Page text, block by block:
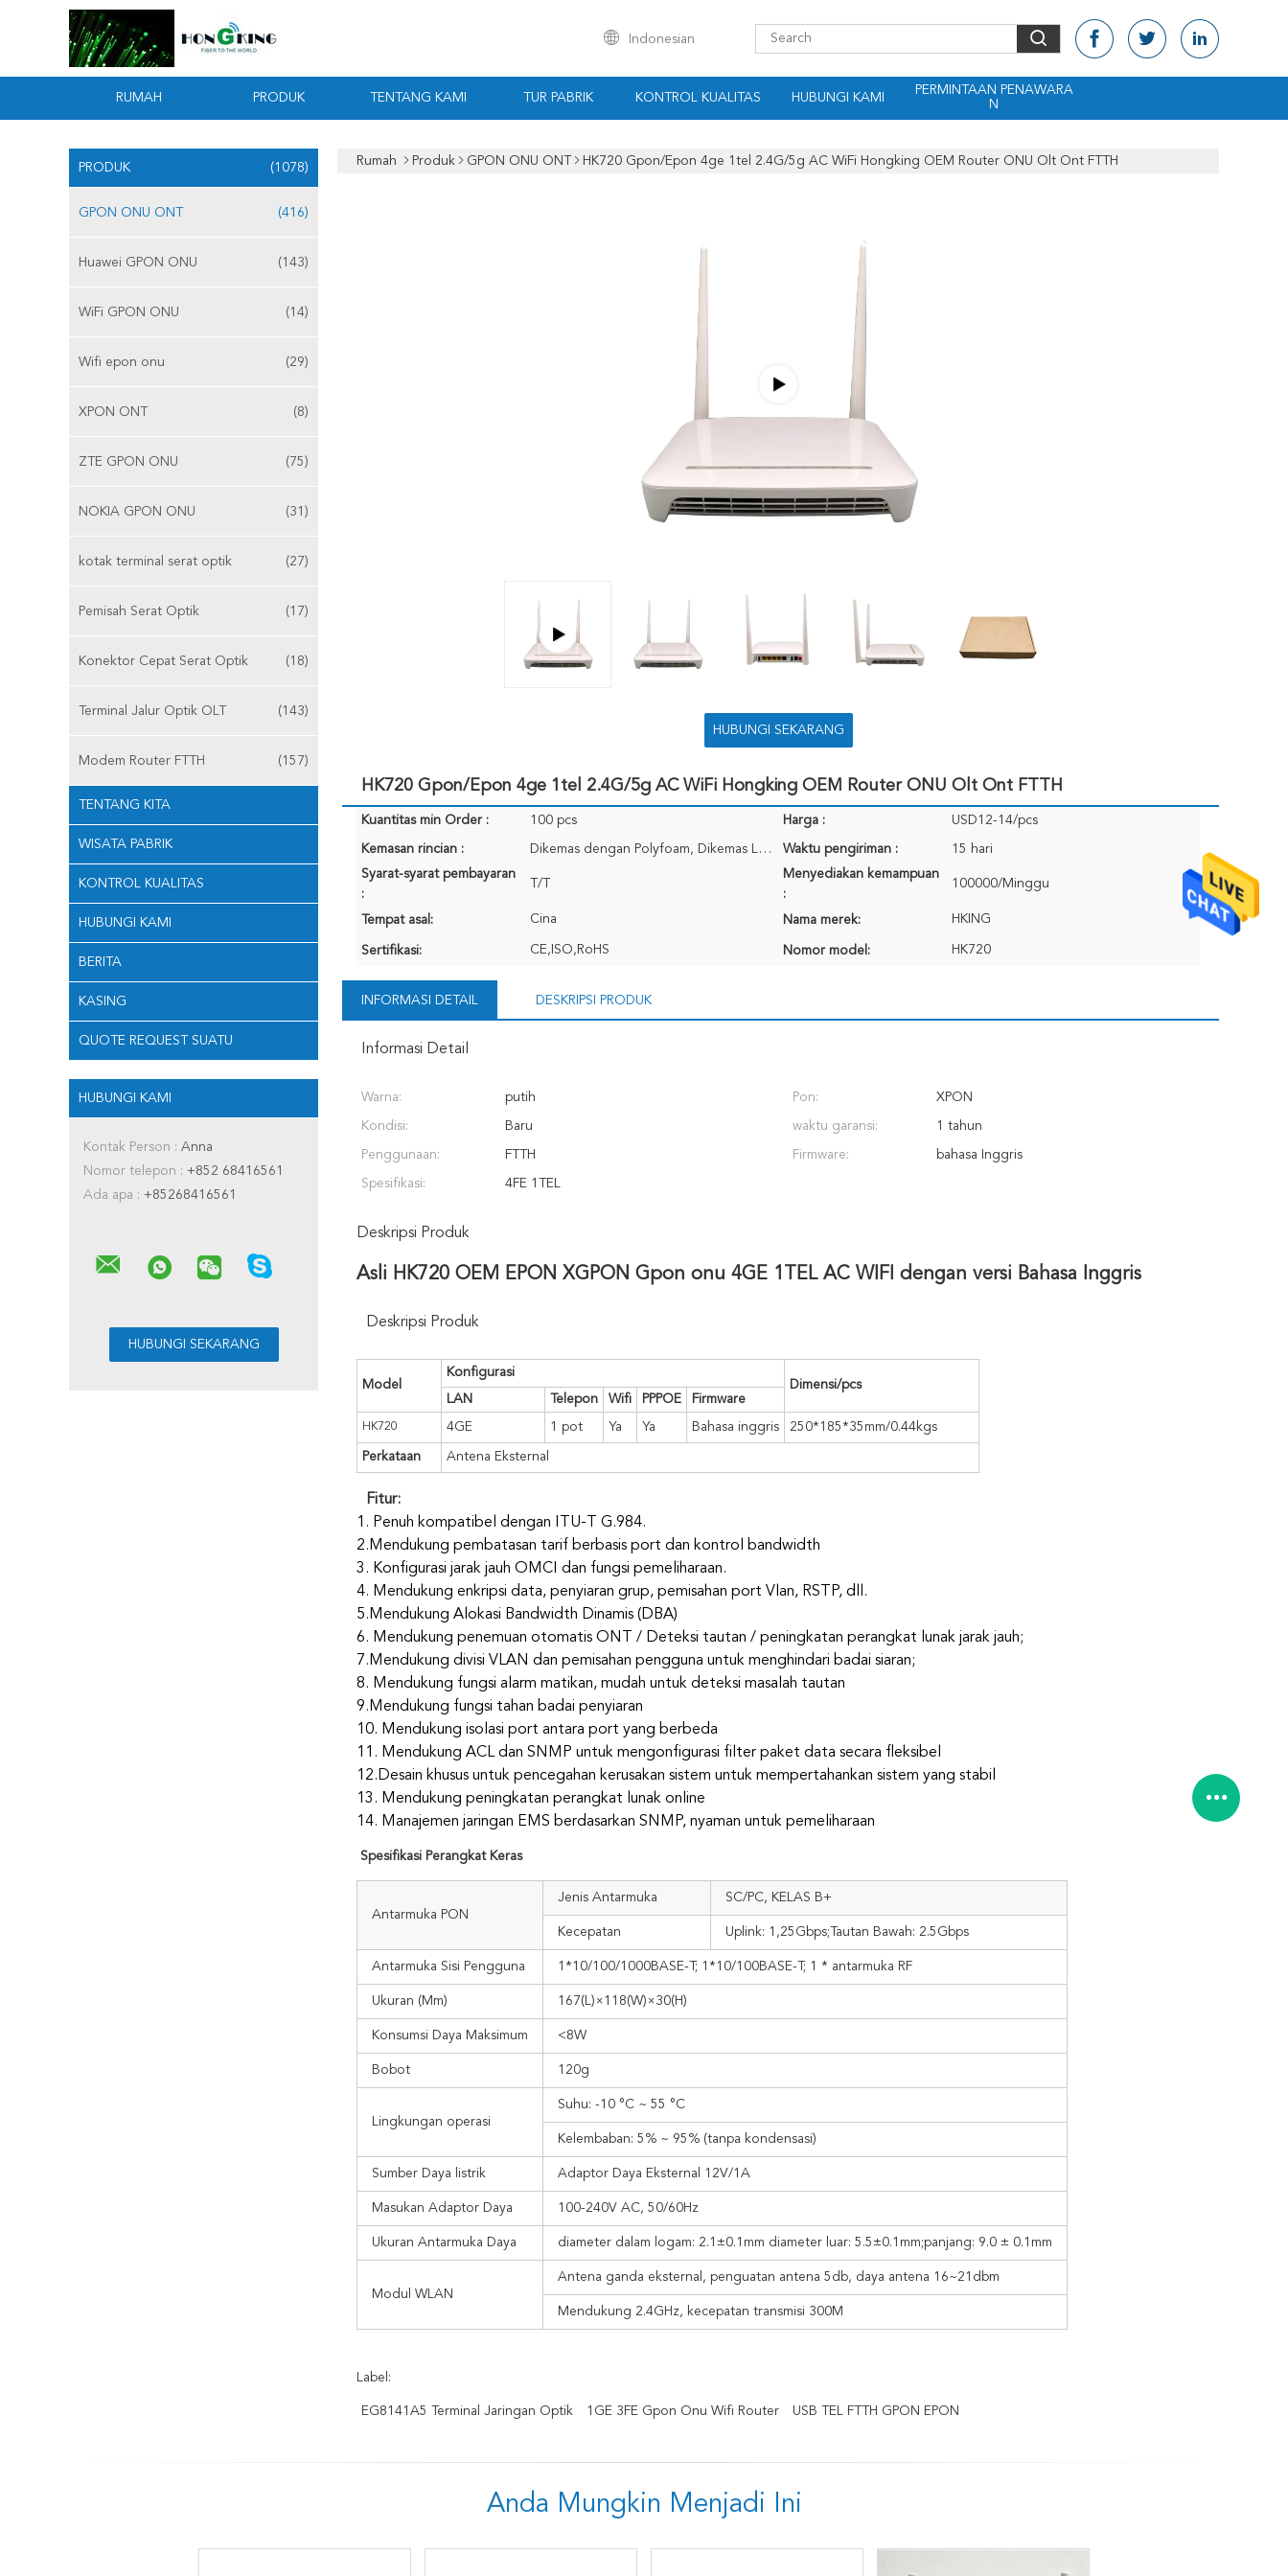
Indonesian
RUMAH PRODUK TENTANG KAMI TUR PABRIK KONTROL KUALITAS HUBUNGI KAMI
PERMINTAAN PENAWARA
N
PRODUK (1078)
GPON ONU ONT (416)
Huawei GPON ONU (143)
WiFi GPON ONU (14)
Wifi epon onu (29)
XPON ONT (8)
ZTE GPON ONU (75)
NOKIA GPON ONU (31)
kotak terminal serat optik (27)
Pemisah Serat Optik (17)
Konektor Cepat Serat Optik (18)
Terminal Jalur Optik OLT (143)
Modem Router FTTH (157)
TENTANG KITA
WISATA PABRIK
KONTROL KUALITAS
HUBUNGI KAMI
BERITA
KASING
QUOTE REQUEST SUATU
HUBUNGI KAMI
Kontak Person : Anna
Nomor telepon : +852 68416561
Ada apa : +85268416561
Rumah Produk GPON ONU ONT HK720 Gpon/Epon 4ge 1tel 2.4G/5g AC WiFi Hongking OEM Router ONU Olt Ont FTTH
HUBUNGI SEKARANG
HK720 Gpon/Epon 4ge 1tel 2.4G/5g AC WiFi Hongking OEM Router ONU Olt Ont FTTH
Kuantitas min Order : 100 pcs Harga : USD12-14/pcs
Kemasan rincian : Dikemas dengan Polyfoam, Dikemas Luar dengan Kotak Coklat, 250*185*35mm/0.44kgs Waktu pengiriman :
15 hari
Syarat-syarat pembayaran
:
T/T
Menyediakan kemampuan
:
100000/Minggu
Tempat asal: Cina Nama merek: HKING
Sertifikasi: CE,ISO,RoHS Nomor model: HK720
INFORMASI DETAIL DESKRIPSI PRODUK
Informasi Detail
Warna: putih Pon: XPON
Kondisi: Baru waktu garansi: 1 tahun
Penggunaan: FTTH Firmware: bahasa Inggris
Spesifikasi: 4FE 1TEL
Deskripsi Produk
Asli HK720 OEM EPON XGPON Gpon onu 4GE 1TEL AC WIFI dengan versi Bahasa Inggris
Deskripsi Produk
Model
Konfigurasi
Dimensi/pcs
LAN
Telepon Wifi PPPOE Firmware
HK720 4GE 1 pot Ya Ya Bahasa inggris 250*185*35 mm/0.44kgs
Perkataan Antena Eksternal
Fitur:
1. Penuh kompatibel dengan ITU-T G.984.
2.Mendukung pembatasan tarif berbasis port dan kontrol bandwidth
3. Konfigurasi jarak jauh OMCI dan fungsi pemeliharaan.
4. Mendukung enkripsi data, penyiaran grup, pemisahan port Vlan, RSTP, dll.
5.Mendukung Alokasi Bandwidth Dinamis (DBA)
6. Mendukung penemuan otomatis ONT / Deteksi tautan / peningkatan perangkat lunak jarak jauh;
7.Mendukung divisi VLAN dan pemisahan pengguna untuk menghindari badai siaran;
8. Mendukung fungsi alarm matikan, mudah untuk deteksi masalah tautan
9.Mendukung fungsi tahan badai penyiaran
10. Mendukung isolasi port antara port yang berbeda
11. Mendukung ACL dan SNMP untuk mengonfigurasi filter paket data secara fleksibel
12.Desain khusus untuk pencegahan kerusakan sistem untuk mempertahankan sistem yang stabil
13. Mendukung peningkatan perangkat lunak online
14. Manajemen jaringan EMS berdasarkan SNMP, nyaman untuk pemeliharaan
Spesifikasi Perangkat Keras
Antarmuka PON
Jenis Antarmuka SC/PC, KELAS B+
Kecepatan Uplink: 1,25Gbps;Tautan Bawah: 2.5Gbps
Antarmuka Sisi Pengguna 1*10/100/1000BASE-T; 1*10/100BASE-T; 1 * antarmuka RF
Ukuran (Mm) 167(L)×118(W)×30(H)
Konsumsi Daya Maksimum <8W
Bobot 120g
Lingkungan operasi
Suhu: -10 °C ~ 55 °C
Kelembaban: 5% ~ 95% (tanpa kondensasi)
Sumber Daya listrik Adaptor Daya Eksternal 12V/1A
Masukan Adaptor Daya 100-240V AC, 50/60Hz
Ukuran Antarmuka Daya diameter dalam logam: 2.1±0.1mm diameter luar: 5.5±0.1mm;panjang: 9.0 ± 0.1mm
Modul WLAN
Antena ganda eksternal, penguatan antena 5db, daya antena 16~21dbm
Mendukung 2.4GHz, kecepatan transmisi 300M
Label:
EG8141A5 Terminal Jaringan Optik 1GE 3FE Gpon Onu Wifi Router USB TEL FTTH GPON EPON
Anda Mungkin Menjadi Ini